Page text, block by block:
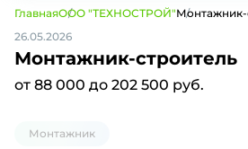
ГлавнаяООО "ТЕХНОСТРОЙ"Монтажник-
26.05.2026
Монтажник-строитель
от 88 000 до 202 500 руб.
Монтажник